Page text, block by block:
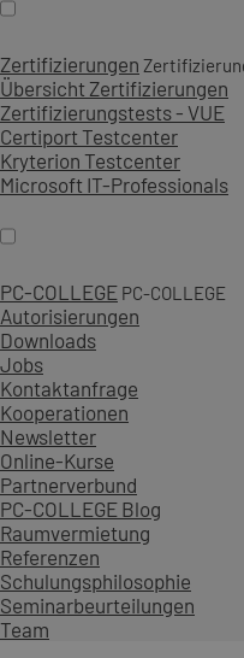
Zertifizierungen
Übersicht Zertifizierungen
Zertifizierungstests - VUE
Certiport Testcenter
Kryterion Testcenter
Microsoft IT-Professionals
PC-COLLEGE PC-COLLEGE
Autorisierungen
Downloads
Jobs
Kontaktanfrage
Kooperationen
Newsletter
Online-Kurse
Partnerverbund
PC-COLLEGE Blog
Raumvermietung
Referenzen
Schulungsphilosophie
Seminarbeurteilungen
Team